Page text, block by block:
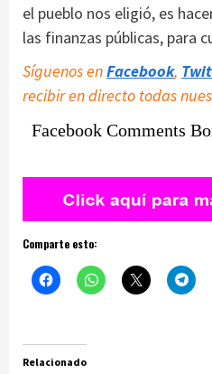
el pueblo nos eligió, es
las finanzas públicas, para
Síguenos enFacebook,
recibir en directo todas
Facebook Comments
Comparte esto:
Relacionado